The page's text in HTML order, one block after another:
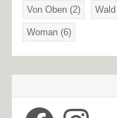
Von Oben (2) Wald
Woman (6)
Facebook Instagram